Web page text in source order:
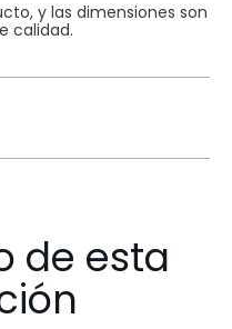
y las dimensiones son
calidad.
de esta